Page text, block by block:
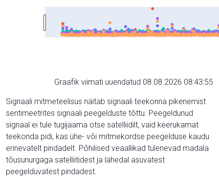
Graafik viimati uuendatud 08.08.2026 08:43:55
Signaali mitmeteelisus näitab signaali teekonna pikenemist
sentimeetrites signaali peegelduste tõttu. Peegeldunud
signaal ei tule tugijaama otse satelliidilt, vaid keerukamat
teekonda pidi, kas ühe- või mitmekordse peegelduse kaudu
erinevatelt pindadelt. Põhilised veaallikad tulenevad madala
tõusunurgaga satelliitidest ja lähedal asuvatest
peegelduvatest pindadest.